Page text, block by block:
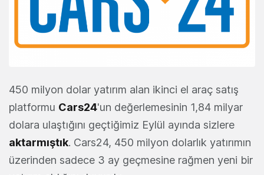
450 milyon dolar yatırım alan ikinci el araç satış
platformu Cars24'un değerlemesinin 1,84 milyar
dolara ulaştığını geçtiğimiz Eylül ayında sizlere
aktarmıştık. Cars24, 450 milyon dolarlık yatırımın
üzerinden sadece 3 ay geçmesine rağmen yeni bir